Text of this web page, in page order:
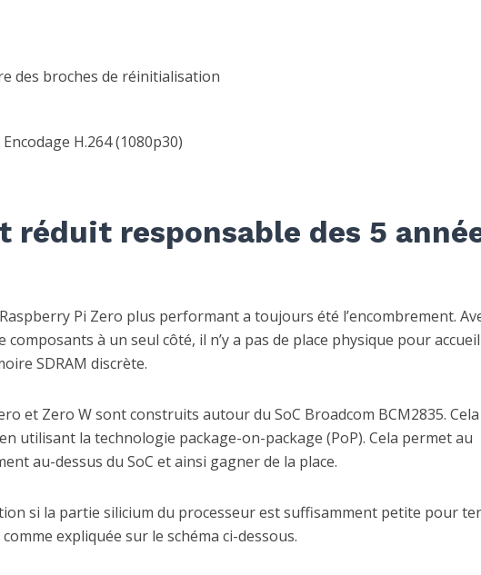
des broches de réinitialisation
H.264 (1080p30)
réduit responsable des 5
Pi Zero plus performant a toujours été l’encombrement.
à un seul côté, il n’y a pas de place physique pour
SDRAM discrète.
et Zero W sont construits autour du SoC Broadcom BCM2835. Cela
utilisant la technologie package-on-package (PoP). Cela permet au
au-dessus du SoC et ainsi gagner de la place.
si la partie silicium du processeur est suffisamment petite pour
expliquée sur le schéma ci-dessous.